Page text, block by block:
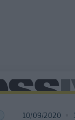
10/09/2020